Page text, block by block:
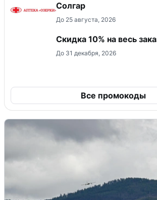
Солгар
До 25 августа, 2026
Скидка 10% на весь
До 31 декабря, 2026
Все промокоды